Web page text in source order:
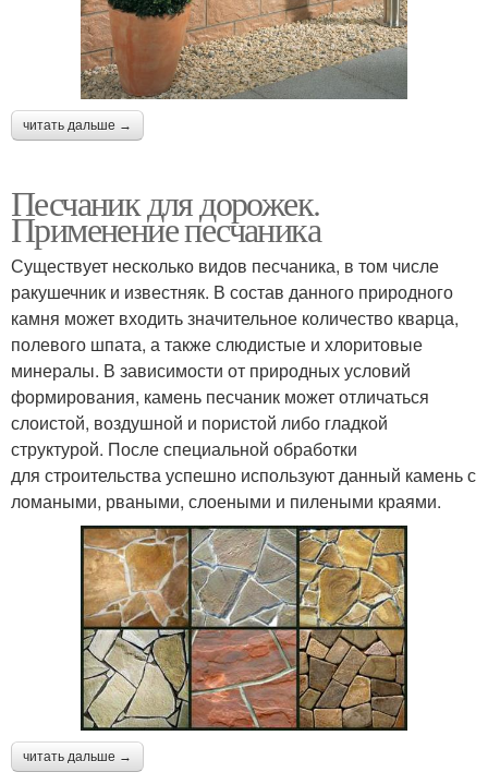
читать дальше →
Песчаник для дорожек.
Применение песчаника
Существует несколько видов песчаника, в том числе
ракушечник и известняк. В состав данного природного
камня может входить значительное количество кварца,
полевого шпата, а также слюдистые и хлоритовые
минералы. В зависимости от природных условий
формирования, камень песчаник может отличаться
слоистой, воздушной и пористой либо гладкой
структурой. После специальной обработки
для строительства успешно используют данный камень с
ломаными, рваными, слоеными и пилеными краями.
читать дальше →